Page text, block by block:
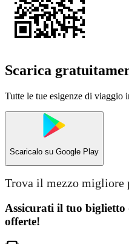
Scarica
Tutte le tue esigenze di viaggio
Scaricalo su Google Play
Trova il mezzo migliore
Assicurati il ​​tuo
offerte!